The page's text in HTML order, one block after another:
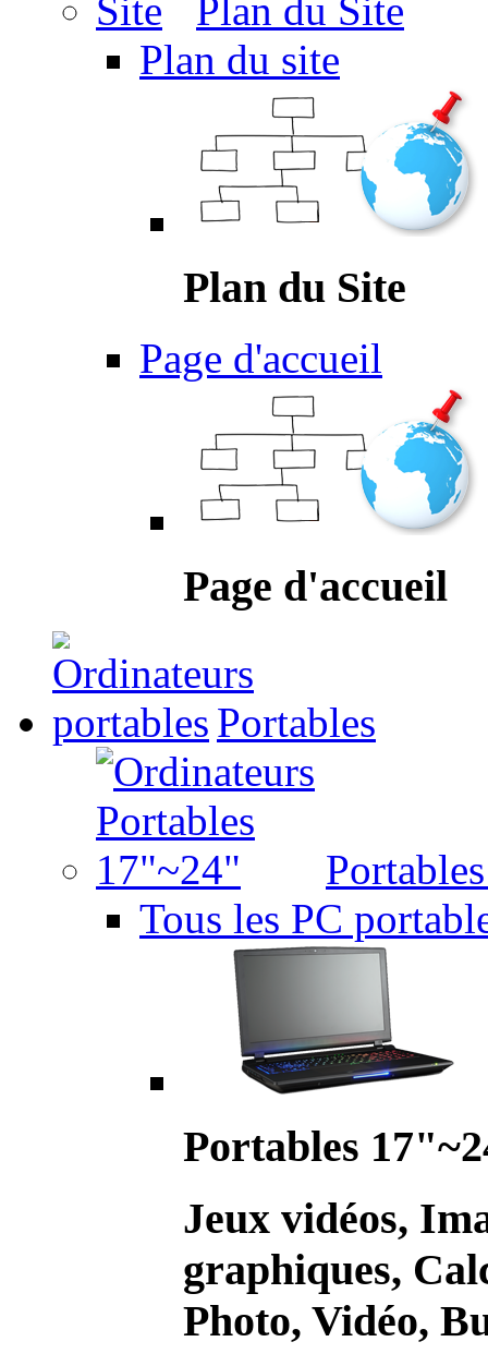
Plan du Site
Plan du site
Plan du Site
Page d'accueil
Page d'accueil
Portables
Tous les PC
Portables
Jeux vidéos,
graphiques,
Photo, Vidéo,